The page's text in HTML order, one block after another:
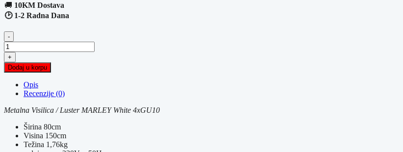
🚚 10KM Dostava
🕑 1-2 Radna Dana
-
Metalna
Visilica
/
Luster
MARLEY
4xGU10
količina
+
Dodaj u korpu
Opis
Recenzije (0)
Metalna Visilica / Luster MARLEY White 4xGU10
Širina 80cm
Visina 150cm
Težina 1,76kg